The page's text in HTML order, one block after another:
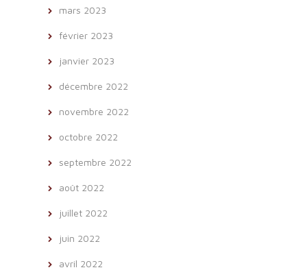
mars 2023
février 2023
janvier 2023
décembre 2022
novembre 2022
octobre 2022
septembre 2022
août 2022
juillet 2022
juin 2022
avril 2022